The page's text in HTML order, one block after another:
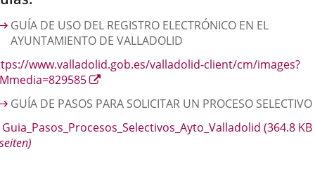
GUÍA DE USO DEL REGISTRO ELECTRÓNICO EN EL
AYUNTAMIENTO DE VALLADOLID
www.valladolid.gob.es/valladolid-client/cm/images?
Enlace
una
aplicación
GUÍA DE PASOS PARA SOLICITAR UN PROCESO SELECTIVO
Guia_Pasos_Procesos_Selectivos_Ayto_Valladolid (364.8 KB